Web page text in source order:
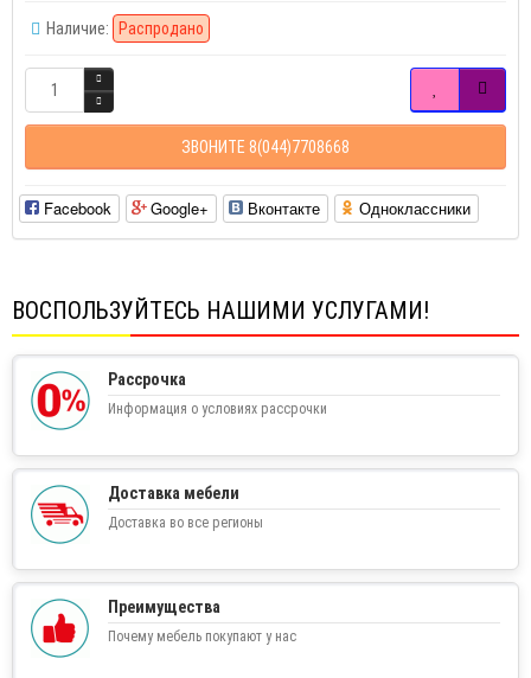
Наличие: Распродано
ЗВОНИТЕ 8(044)7708668
Facebook Google+ Вконтакте Одноклассники
ВОСПОЛЬЗУЙТЕСЬ НАШИМИ УСЛУГАМИ!
Рассрочка
Информация о условиях рассрочки
Доставка мебели
Доставка во все регионы
Преимущества
Почему мебель покупают у нас